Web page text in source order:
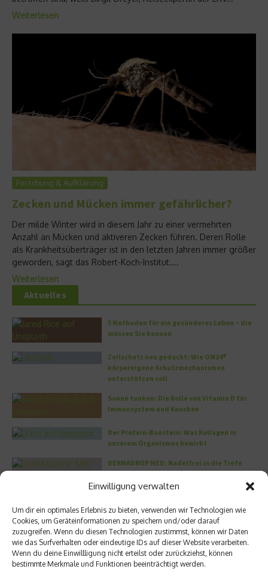
Einwilligung verwalten
Um dir ein optimales Erlebnis zu bieten, verwenden wir Technologien wie
Cookies, um Geräteinformationen zu speichern und/oder darauf
zuzugreifen. Wenn du diesen Technologien zustimmst, können wir Daten
wie das Surfverhalten oder eindeutige IDs auf dieser Website verarbeiten.
Wenn du deine Einwillligung nicht erteilst oder zurückziehst, können
bestimmte Merkmale und Funktionen beeinträchtigt werden.
Weiterlesen
Forschung & Aufklärung
Zecken und Mücken immer gefährlicher?
Der milde Winter wird in diesem Jahr zu einer vermehrten
Anzahl an Mücken und aktiveren Zecken führen. Deren Rolle
als Krankheitsüberträger ist in den letzten Jahren immer größer
geworden, sagt das Robert-Koch-Institut....
Weiterlesen
Aktuelles
5 Methoden für ein gesünderes Leben – die
müssen Sie kennen
Zellschutz neu gedacht: Wie OM24®
körpereigene Schutzmechanismen
unterstützen soll
Sonne tanken: Die Rolle von Vitamin D für
Immunsystem und Knochen
Der Protein-Baustein: Was Kollagen in
unserem Organismus bewirkt
DERMADROP MED: Nadelfrei in die Tiefe
Wo habe ich nur wieder meinen Kopf? – Das
Problem mit dem Gedächtnis